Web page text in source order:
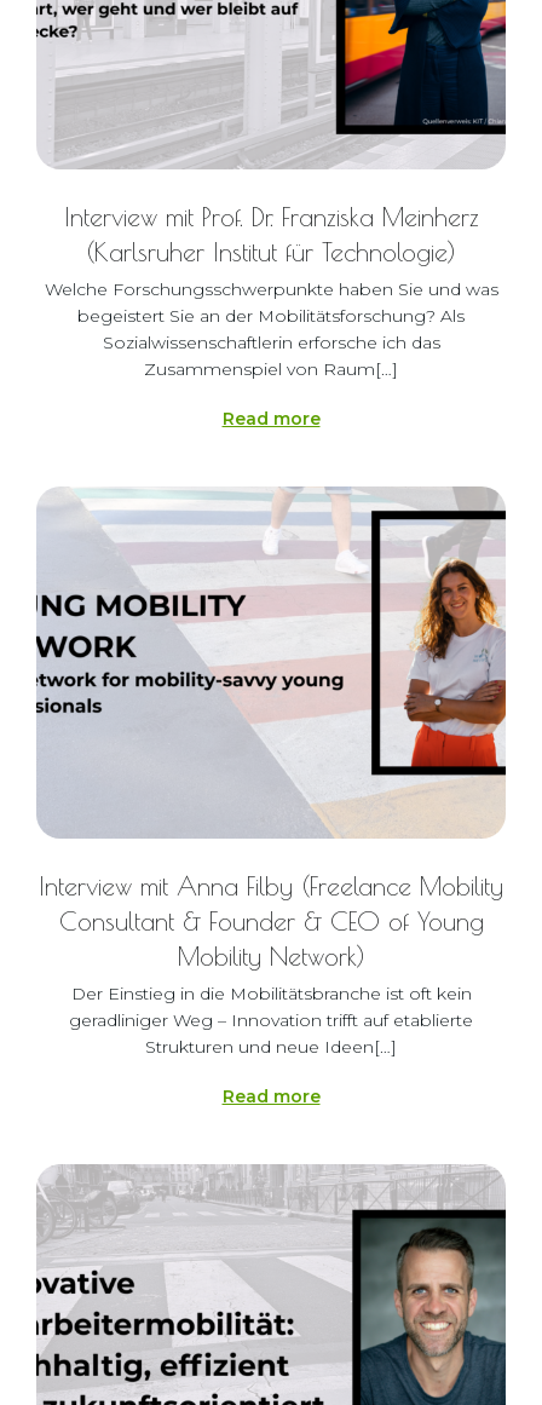
Interview mit Prof. Dr. Franziska Meinherz
(Karlsruher Institut für Technologie)
Welche Forschungsschwerpunkte haben Sie und was
begeistert Sie an der Mobilitätsforschung? Als
Sozialwissenschaftlerin erforsche ich das
Zusammenspiel von Raum[…]
Read more
Interview mit Anna Filby (Freelance Mobility
Consultant & Founder & CEO of Young
Mobility Network)
Der Einstieg in die Mobilitätsbranche ist oft kein
geradliniger Weg – Innovation trifft auf etablierte
Strukturen und neue Ideen[…]
Read more